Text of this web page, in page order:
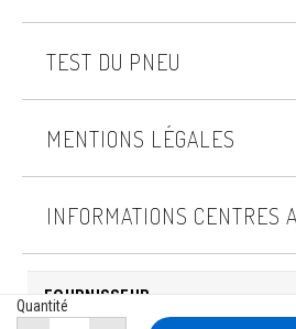
Quantité
TEST DU PNEU
MENTIONS LÉGALES
INFORMATIONS CENTRES
FOURNISSEUR